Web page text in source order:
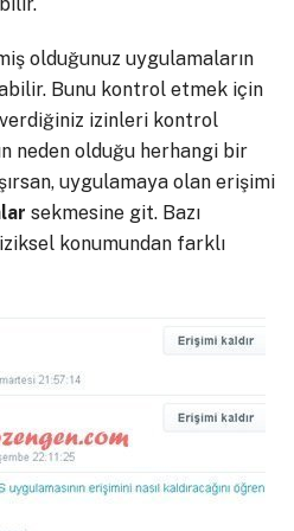
olduğunuz uygulamaların
Bunu kontrol etmek için
izinleri kontrol
neden olduğu herhangi bir
uygulamaya olan erişimi
sekmesine git. Bazı
konumundan farklı